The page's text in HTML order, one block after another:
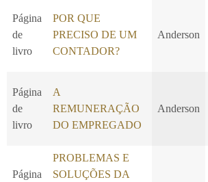
Página
de
livro
POR QUE
PRECISO DE UM
CONTADOR?
Anderson
Página
de
livro
A
REMUNERAÇÃO
DO EMPREGADO
Anderson
Página
PROBLEMAS E
SOLUÇÕES DA